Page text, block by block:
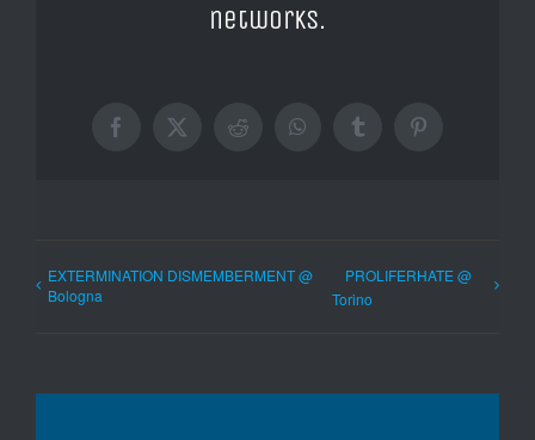
networks.
Facebook
X RedditWhatsAppTumblrPinterest
EXTERMINATION DISMEMBERMENT @
Bologna
PROLIFERHATE @
Torino